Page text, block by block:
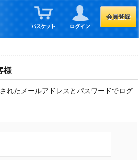
会員登録
様
れたメールアドレスとパスワードでログ